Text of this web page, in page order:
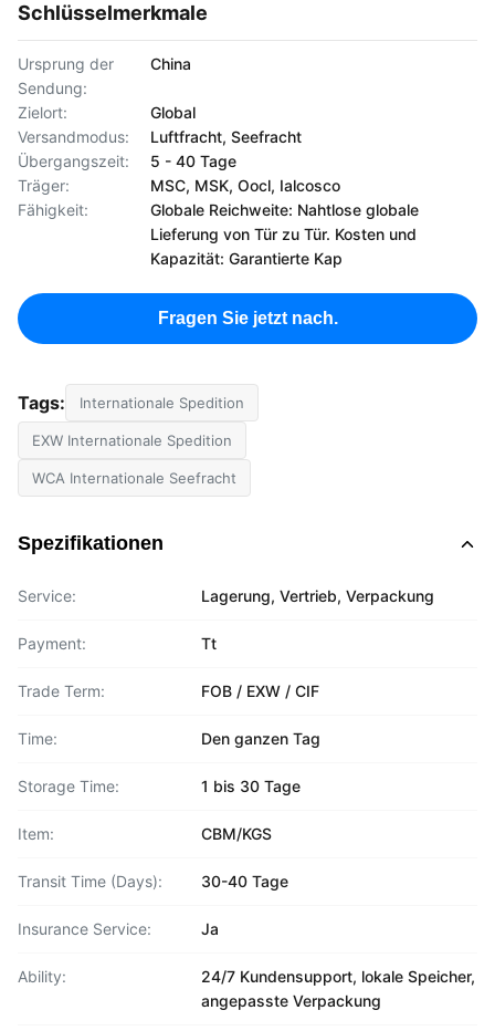
Schlüsselmerkmale
Ursprung der
Sendung:
China
Zielort:
Global
Versandmodus:
Luftfracht, Seefracht
Übergangszeit:
5 - 40 Tage
Träger:
MSC, MSK, Oocl, Ialcosco
Fähigkeit:
Globale Reichweite: Nahtlose globale
Lieferung von Tür zu Tür. Kosten und
Kapazität: Garantierte Kap
Fragen Sie jetzt nach.
Tags: Internationale Spedition
EXW Internationale Spedition
WCA Internationale Seefracht
Spezifikationen
Service: Lagerung, Vertrieb, Verpackung
Payment: Tt
Trade Term: FOB / EXW / CIF
Time: Den ganzen Tag
Storage Time: 1 bis 30 Tage
Item: CBM/KGS
Transit Time (Days): 30-40 Tage
Insurance Service: Ja
Ability:
24/7 Kundensupport, lokale Speicher,
angepasste Verpackung